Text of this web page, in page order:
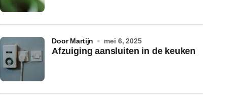
Afzuiging aansluiten in de keuken
door Martijn mei 6, 2025